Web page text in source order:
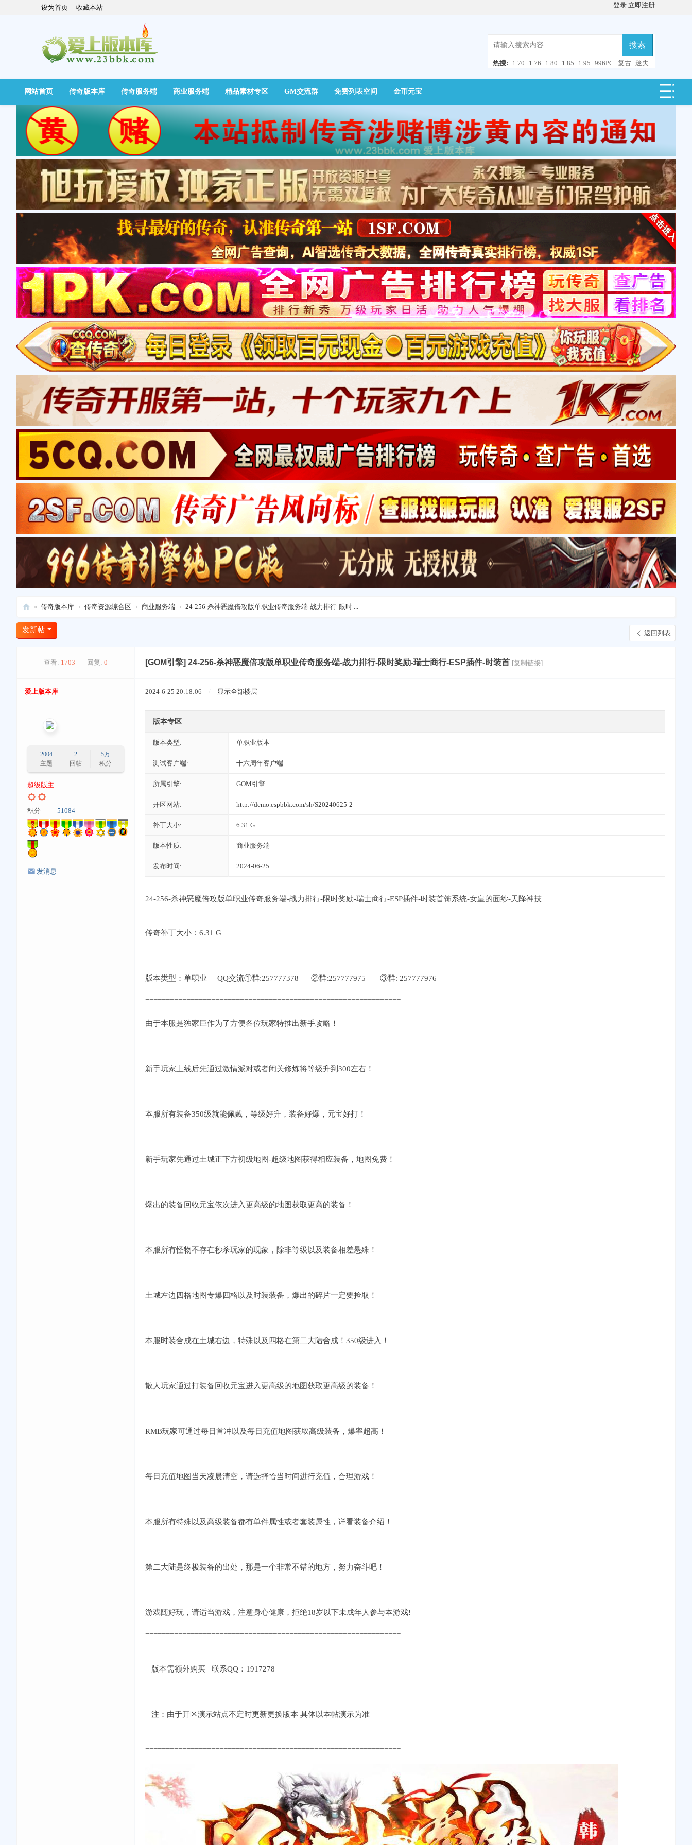
设为首页 收藏本站 登录 立即注册
搜索
热搜: 1.70 1.76 1.80 1.85 1.95 996PC 复古 迷失
快捷导航
网站首页 传奇版本库 传奇服务端 商业服务端 精品素材专区 GM交流群 免费列表空间 金币元宝
爱
上
» 传奇版本库 › 传奇资源综合区 › 商业服务端 › 24-256-杀神恶魔倍攻版单职业传奇服务端-战力排行-限时 ...
返回列表
发新帖
查看: 1703 回复: 0 [GOM引擎] 24-256-杀神恶魔倍攻版单职业传奇服务端-战力排行-限时奖励-瑞士商行-ESP插件-时装首 [复制链接]
爱上版本库
2004
主题
2
回帖
5万
积分
超级版主
积分 51084
发消息
2024-6-25 20:18:06 显示全部楼层
版本专区
版本类型: 单职业版本
测试客户端: 十六周年客户端
所属引擎: GOM引擎
开区网站: http://demo.espbbk.com/sh/S20240625-2
补丁大小: 6.31 G
版本性质: 商业服务端
发布时间: 2024-06-25
24-256-杀神恶魔倍攻版单职业传奇服务端-战力排行-限时奖励-瑞士商行-ESP插件-时装首饰系统-女皇的面纱-天降神技
传奇补丁大小：6.31 G
版本类型：单职业 QQ交流①群:257777378 ②群:257777975 ③群: 257777976
==============================================================
由于本服是独家巨作为了方便各位玩家特推出新手攻略！
新手玩家上线后先通过激情派对或者闭关修炼将等级升到300左右！
本服所有装备350级就能佩戴，等级好升，装备好爆，元宝好打！
新手玩家先通过土城正下方初级地图-超级地图获得相应装备，地图免费！
爆出的装备回收元宝依次进入更高级的地图获取更高的装备！
本服所有怪物不存在秒杀玩家的现象，除非等级以及装备相差悬殊！
土城左边四格地图专爆四格以及时装装备，爆出的碎片一定要捡取！
本服时装合成在土城右边，特殊以及四格在第二大陆合成！350级进入！
散人玩家通过打装备回收元宝进入更高级的地图获取更高级的装备！
RMB玩家可通过每日首冲以及每日充值地图获取高级装备，爆率超高！
每日充值地图当天凌晨清空，请选择恰当时间进行充值，合理游戏！
本服所有特殊以及高级装备都有单件属性或者套装属性，详看装备介绍！
第二大陆是终极装备的出处，那是一个非常不错的地方，努力奋斗吧！
游戏随好玩，请适当游戏，注意身心健康，拒绝18岁以下未成年人参与本游戏!
==============================================================
版本需额外购买 联系QQ：1917278
注：由于开区演示站点不定时更新更换版本 具体以本帖演示为准
==============================================================